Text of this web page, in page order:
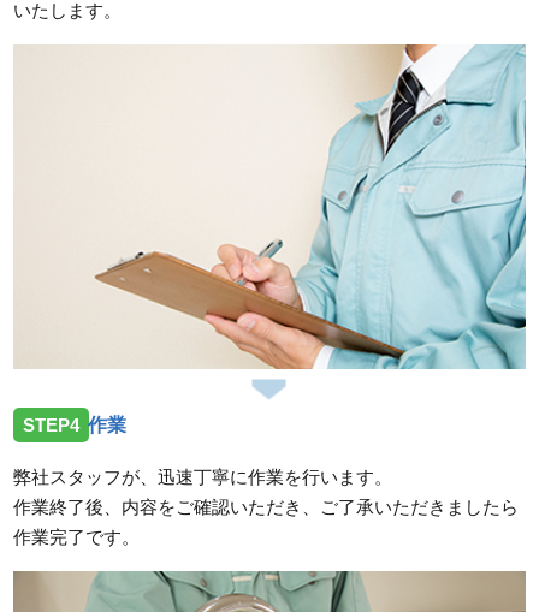
いたします。
STEP4 作業
弊社スタッフが、迅速丁寧に作業を行います。
作業終了後、内容をご確認いただき、ご了承いただきましたら
作業完了です。